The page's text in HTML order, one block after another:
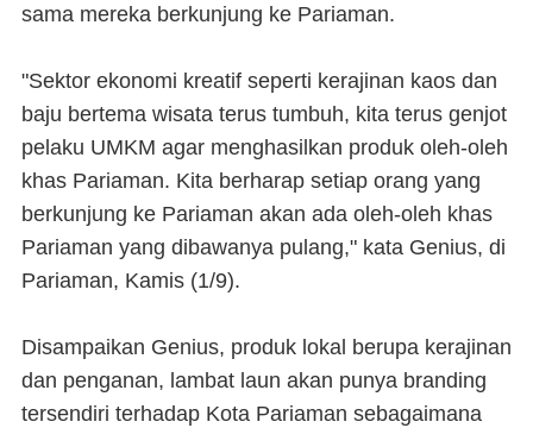
sama mereka berkunjung ke Pariaman.
"Sektor ekonomi kreatif seperti kerajinan kaos dan
baju bertema wisata terus tumbuh, kita terus genjot
pelaku UMKM agar menghasilkan produk oleh-oleh
khas Pariaman. Kita berharap setiap orang yang
berkunjung ke Pariaman akan ada oleh-oleh khas
Pariaman yang dibawanya pulang," kata Genius, di
Pariaman, Kamis (1/9).
Disampaikan Genius, produk lokal berupa kerajinan
dan penganan, lambat laun akan punya branding
tersendiri terhadap Kota Pariaman sebagaimana